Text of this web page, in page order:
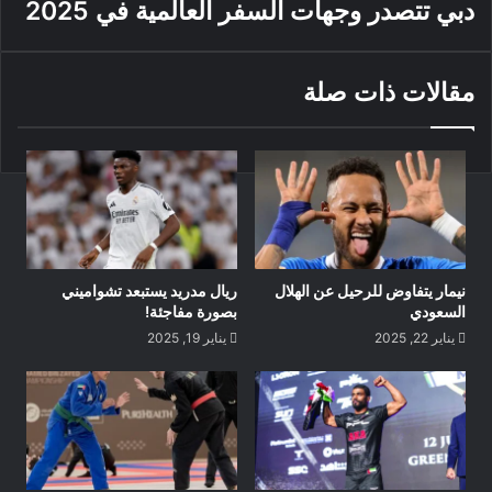
من كتاب “شيبتني كأس الخليج” دورة التاريخ والذكريات الكتاب
يصدر بالتزامن مع النسخة السادسة والعشرين لدورة كأس الخليج
العربي لكرة القدم والتي تنطلق في دولة الكويت الشقيقة الجمعة
المقبل وتستمر حتى الثالث من شهر يناير المقبل.
وهنأ سعادة الشيخ حمد بن خليفة بن أحمد آل ثاني وزير الرياضة
والشباب القطري رئيس الاتحاد الخليجي لكرة القدم، الزميل محمد
الجوكر على عمله التوثيقي في الاصدار الجديد والذي يشكل أهمية
بالغة لتعريف الأجيال بتاريخ وعطاء المؤسسين ويبرز القصص
والمحطات التاريخية لهذا الحدث الذي يحتل مكانة خاصة في وجدان
كل اهل المنطقة.
واشاد سعادة الشيخ حمد بن خليفة بن أحمد آل ثاني بما حواه الكتاب
الجديد والذي جاء في أكثر من ٣٠٠ صفحة وشمل ١٣ فصلا وحوت
اكثر من ٤٠٠ صورة فوتوغرافية، ضمت ذكريات ومواقف ومبادرات
دبي تتصدر وجهات السفر العالمية في 2025
مقالات ذات صلة
نيمار يتفاوض للرحيل عن الهلال
السعودي
يناير 22, 2025
ريال مدريد يستبعد تشواميني
بصورة مفاجئة!
يناير 19, 2025